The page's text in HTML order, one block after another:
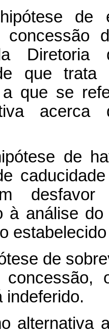
de
concessão
que
a que se
acerca
de
à análise
de
concessão,
indeferido.
alternativa